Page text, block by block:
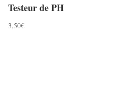
Testeur de PH
3,50€